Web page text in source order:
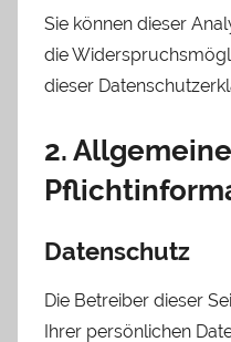
Sie können dieser
die
dieser
2.
Datenschutz
Die Betreiber dieser
Ihrer persönlichen